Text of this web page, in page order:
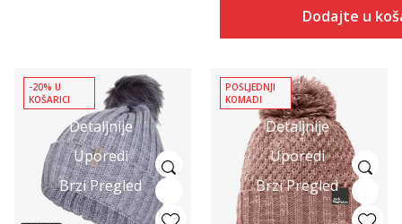
Dodajte u
Detaljnije
Uporedi
Brzi Pregled
-20% U
KOŠARICI
Detaljnije
Uporedi
Brzi Pregled
POSLJEDNJI
KOMADI